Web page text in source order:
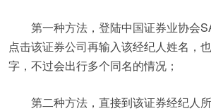
第一种方法，登陆中国证券业协会
点击该证券公司再输入该经纪人姓名，
字，不过会出行多个同名的情况；
第二种方法，直接到该证券经纪人